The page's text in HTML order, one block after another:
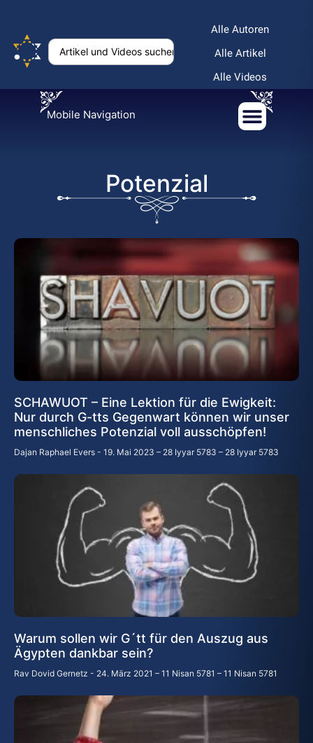
Alle Autoren
Alle Artikel
Alle Videos
Mobile Navigation
Potenzial
SCHAWUOT – Eine Lektion für die Ewigkeit:
Nur durch G-tts Gegenwart können wir unser
menschliches Potenzial voll ausschöpfen!
Dajan Raphael Evers 19. Mai 2023 – 28 Iyyar 5783 – 28 Iyyar 5783
Warum sollen wir G´tt für den Auszug aus
Ägypten dankbar sein?
Rav Dovid Gernetz 24. März 2021 – 11 Nisan 5781 – 11 Nisan 5781